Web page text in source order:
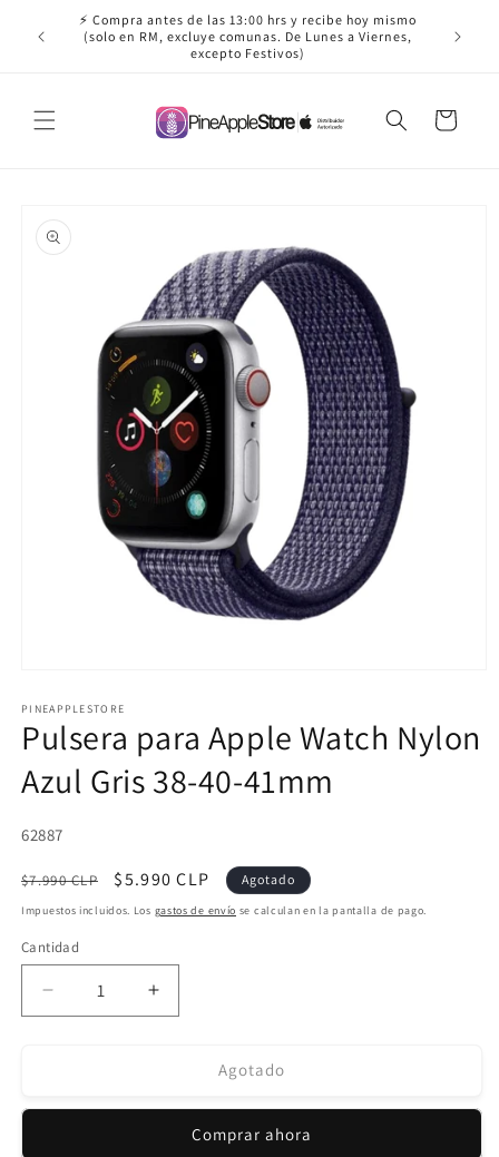
directamente
al contenido
⚡ Compra antes de las 13:00 hrs y recibe hoy mismo
(solo en RM, excluye comunas. De Lunes a Viernes,
excepto Festivos)
✈️
Carrito
a la
información
multimedia
1
en
ventana
modal
PINEAPPLESTORE
Pulsera para Apple Watch Nylon
Azul Gris 38-40-41mm
SKU:
62887
Precio
habitual
$7.990 CLP
Precio
de
$5.990 CLP Agotado
Impuestos incluidos. Los gastos de envío se calculan en la pantalla de pago.
Cantidad
Reducir
cantidad
Apple
Aumentar
cantidad
Pulsera
Apple
Watch
Agotado
Comprar ahora